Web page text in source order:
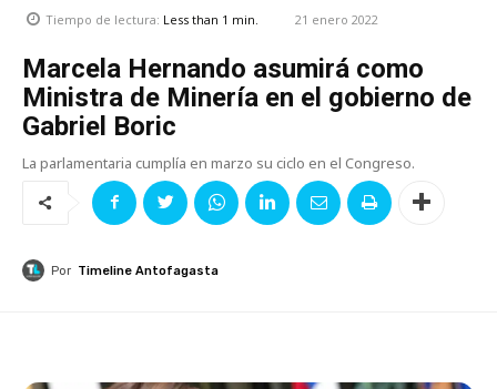
Tiempo de lectura: Less than 1 min. 21 enero 2022
Marcela Hernando asumirá como
Ministra de Minería en el gobierno de
Gabriel Boric
La parlamentaria cumplía en marzo su ciclo en el Congreso.
Por Timeline Antofagasta